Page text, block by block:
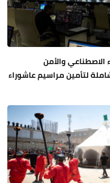
الاصطناعي والأمن
لتأمين مراسيم عاشوراء